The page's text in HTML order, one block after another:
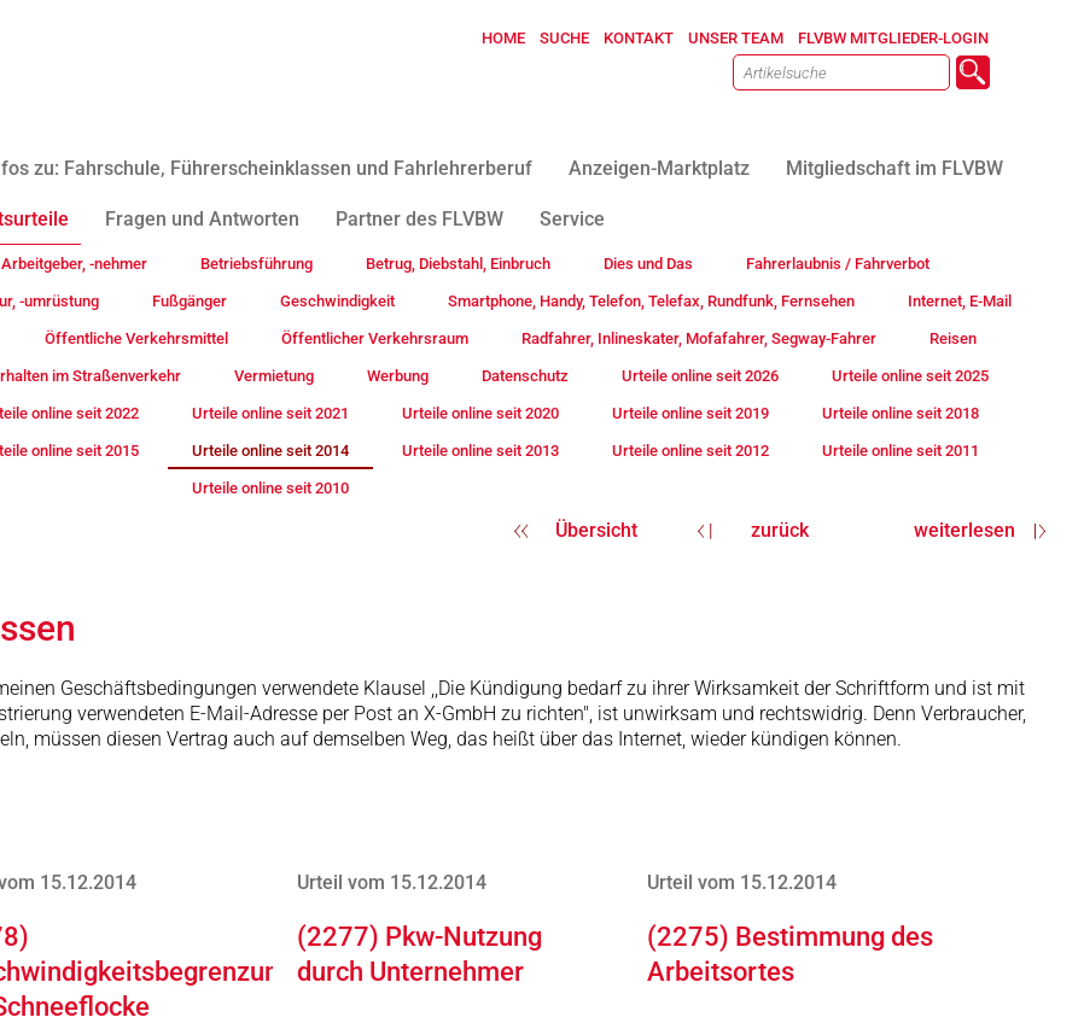
HOME SUCHE KONTAKT UNSER TEAM FLVBW MITGLIEDER-LOGIN
zu: Fahrschule, Führerscheinklassen und Fahrlehrerberuf Anzeigen-Marktplatz Mitgliedschaft im FLVBW
Fragen und Antworten Partner des FLVBW Service
Arbeitgeber, -nehmer Betriebsführung Betrug, Diebstahl, Einbruch Dies und Das Fahrerlaubnis / Fahrverbot
-umrüstung Fußgänger Geschwindigkeit Smartphone, Handy, Telefon, Telefax, Rundfunk, Fernsehen Internet, E-Mail
Öffentliche Verkehrsmittel Öffentlicher Verkehrsraum Radfahrer, Inlineskater, Mofafahrer, Segway-Fahrer Reisen
im Straßenverkehr Vermietung Werbung Datenschutz Urteile online seit 2026 Urteile online seit 2025
online seit 2022 Urteile online seit 2021 Urteile online seit 2020 Urteile online seit 2019 Urteile online seit 2018
online seit 2015 Urteile online seit 2014 Urteile online seit 2013 Urteile online seit 2012 Urteile online seit 2011
Urteile online seit 2010
Übersicht zurück weiterlesen
Geschäftsbedingungen verwendete Klausel ,,Die Kündigung bedarf zu ihrer Wirksamkeit der Schriftform und ist mit
verwendeten E-Mail-Adresse per Post an X-GmbH zu richten", ist unwirksam und rechtswidrig. Denn Verbraucher,
müssen diesen Vertrag auch auf demselben Weg, das heißt über das Internet, wieder kündigen können.
15.12.2014 Urteil vom 15.12.2014
(2277) Pkw-Nutzung
durch Unternehmer
Urteil vom 15.12.2014
(2275) Bestimmung des
Arbeitsortes